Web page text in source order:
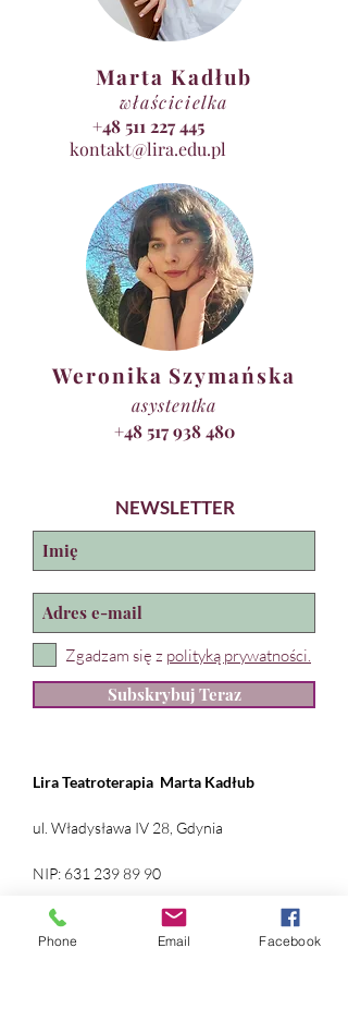
prowadzimy castingu)
...mamy 5 lat działalności i doświadczenia
Teatroterapia
więcej informacji o nas: www.lira.edu.pl
kontakt w sprawie zajęć:
kberendt@gmail.com
Koszt: 120 zł - jednorazowe zajęcia (3
karnet 3 wejścia - 285 zł (95 zł)
Lokalizacja: Gdynia Centrum bądź Gdynia
Mały Kack
godz. 10.00 - 13.00
Marta Kadłub
właścicielka
+48 511 227 445
kontakt@lira.edu.pl
Weronika Szymańska
asystentka
+48 517 938 480
NEWSLETTER
Zgadzam się z polityką prywatności.
Subskrybuj Teraz
Lira Teatroterapia Marta Kadłub
ul. Władysława IV 28, Gdynia
NIP: 631 239 89 90
REGON: 384 169 490
Phone Email Facebook